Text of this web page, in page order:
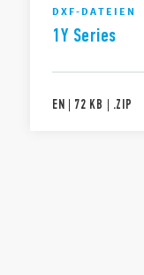
DXF-DATEIEN
1Y Series
EN | 72 KB | .ZIP